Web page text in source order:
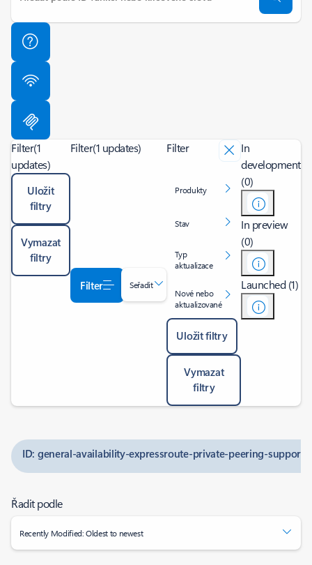
Filter(1
updates)
Uložit
filtry
Vymazat
filtry
Filter(1 updates)
Filter Seřadit
Filter
Produkty
Stav
Typ
aktualizace
Nové nebo
aktualizované
Uložit filtry
Vymazat
filtry
In
development
(0)
In preview
(0)
Launched (1)
ID: general-availability-expressroute-private-peering-
Řadit podle
Recently Modified: Oldest to newest